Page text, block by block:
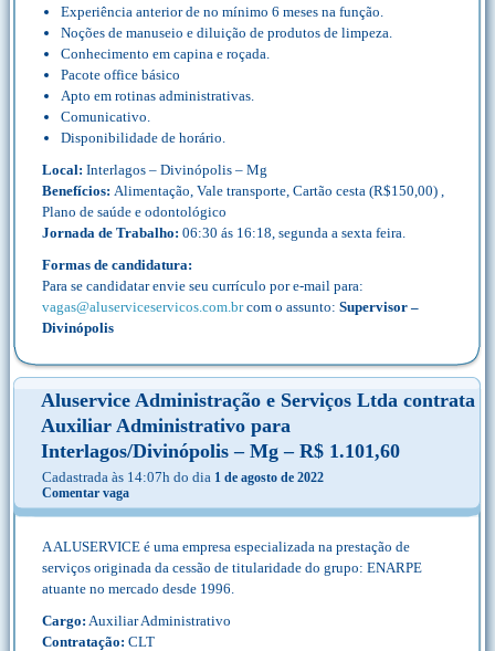
Experiência anterior de no mínimo 6 meses na função.
Noções de manuseio e diluição de produtos de limpeza.
Conhecimento em capina e roçada.
Pacote office básico
Apto em rotinas administrativas.
Comunicativo.
Disponibilidade de horário.
Local: Interlagos – Divinópolis – Mg
Benefícios: Alimentação, Vale transporte, Cartão cesta (R$150,00) ,
Plano de saúde e odontológico
Jornada de Trabalho: 06:30 ás 16:18, segunda a sexta feira.
Formas de candidatura:
Para se candidatar envie seu currículo por e-mail para:
vagas@aluserviceservicos.com.brcom o assunto: Supervisor –
Divinópolis
Aluservice Administração e Serviços Ltda contrata
Auxiliar Administrativo para
Interlagos/Divinópolis – Mg – R$ 1.101,60
Cadastrada às 14:07h do dia 1 de agosto de 2022
Comentar vaga
A ALUSERVICE é uma empresa especializada na prestação de
serviços originada da cessão de titularidade do grupo: ENARPE
atuante no mercado desde 1996.
Cargo: Auxiliar Administrativo
Contratação: CLT